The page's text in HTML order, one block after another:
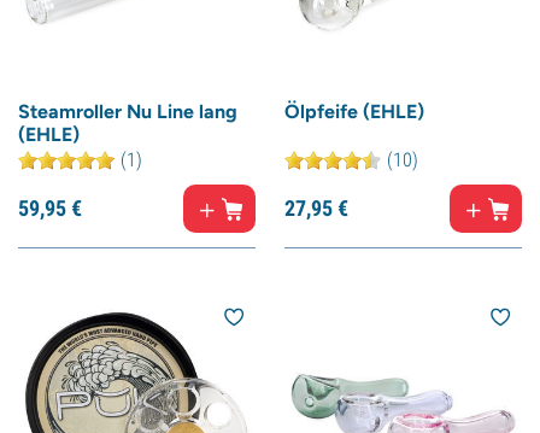
Steamroller Nu Line lang
(EHLE)
(1)
59,95€
Ölpfeife (EHLE)
(10)
27,95€